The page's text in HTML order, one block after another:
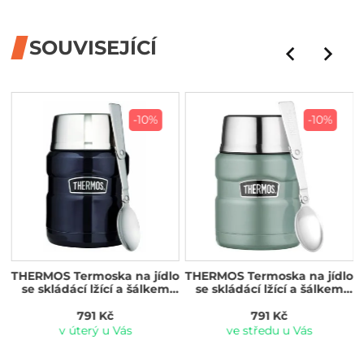
SOUVISEJÍCÍ
-10%
THERMOS Termoska na jídlo
se skládácí lžící a šálkem
791 Kč
v úterý u Vás
-10%
THERMOS Termoska na jídlo
se skládácí lžící a šálkem
791 Kč
ve středu u Vás